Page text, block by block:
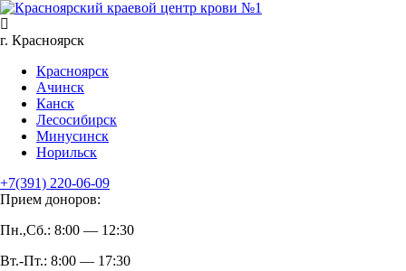
г. Красноярск
Красноярск
Ачинск
Канск
Лесосибирск
Минусинск
Норильск
+7(391) 220-06-09
Прием доноров:
Пн.,Сб.: 8:00 — 12:30
Вт.-Пт.: 8:00 — 17:30